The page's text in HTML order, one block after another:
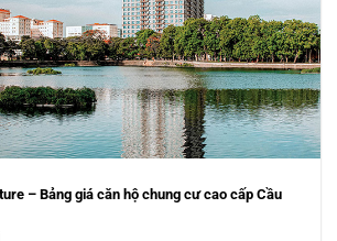
– Bảng giá căn hộ chung cư cao cấp Cầu